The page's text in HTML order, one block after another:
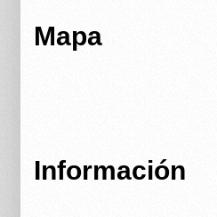
Mapa
Información